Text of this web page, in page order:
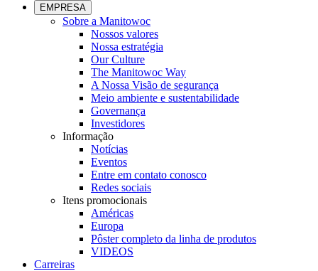
EMPRESA
Sobre a Manitowoc
Nossos valores
Nossa estratégia
Our Culture
The Manitowoc Way
A Nossa Visão de segurança
Meio ambiente e sustentabilidade
Governança
Investidores
Informação
Notícias
Eventos
Entre em contato conosco
Redes sociais
Itens promocionais
Américas
Europa
Pôster completo da linha de produtos
VIDEOS
Carreiras